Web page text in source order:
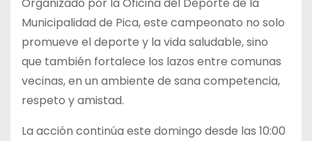
Municipalidad de Pica, este campeonato no solo
promueve el deporte y la vida saludable, sino
que también fortalece los lazos entre comunas
vecinas, en un ambiente de sana competencia,
respeto y amistad.
La acción continúa este domingo desde las 10:00